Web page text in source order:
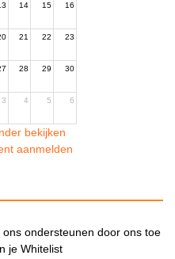
14 15 16
21 22 23
28 29 30
3 4 5 6
bekijken
aanmelden
ondersteunen door ons toe
je Whitelist